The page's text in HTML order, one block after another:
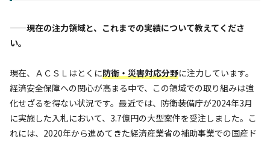
——現在の注力領域と、これまでの実績について教えてくださ
い。
現在、ＡＣＳＬはとくに防衛・災害対応分野に注力しています。
経済安全保障への関心が高まる中で、この領域での取り組みは強
化せざるを得ない状況です。最近では、防衛装備庁が2024年3月
に実施した入札において、3.7億円の大型案件を受注しました。こ
れには、2020年から進めてきた経済産業省の補助事業での国産ド